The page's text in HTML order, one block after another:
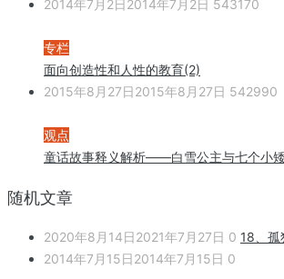
2014年7月2日2014年7月2日 543170
专栏
面向创造性和人性的教育(2)
2015年8月27日2015年8月27日 542990
观点
童话故事释义解析——白雪公主与七个小矮
随机文章
2020年8月14日2021年7月27日 0 18、孤
2014年7月15日2014年7月15日 0